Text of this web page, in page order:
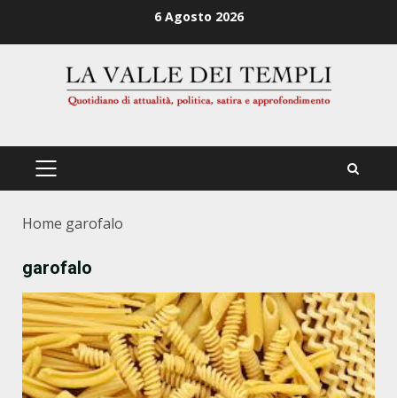
6 Agosto 2026
PRIMÄRES
Home garofalo
garofalo